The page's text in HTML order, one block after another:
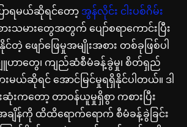
ောရမယ်ဆိုရင်တော့ အွန်လိုင်း ငါးပစ်ဂိမ်း
းသမားတွေအတွက် ပျော်စရာကောင်းပြီး
ဖျော်ဖြေမှုအမျိုးအစား တစ်ခုဖြစ်ပါ
ဟာတွေ၊ ကျည်ဆံစီမံခန့်ခွဲမှု၊ စိတ်ရှည်
မယ်ဆိုရင် အောင်မြင်မှုရရှိနိုင်ပါတယ်။ ဒါ
းကတော့ တာဝန်ယူမှုရှိစွာ ကစားပြီး
ချိန်ကို ထိထိရောက်ရောက် စီမံခန့်ခွဲခြင်း